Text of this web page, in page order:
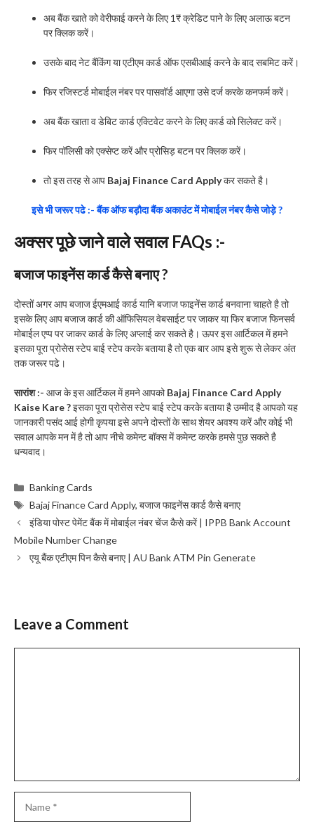
अब बैंक खाते को वेरीफाई करने के लिए 1₹ क्रेडिट पाने के लिए अलाऊ बटन
पर क्लिक करें।
उसके बाद नेट बैंकिंग या एटीएम कार्ड ऑफ एसबीआई करने के बाद सबमिट करें।
फिर रजिस्टर्ड मोबाईल नंबर पर पासवॉर्ड आएगा उसे दर्ज करके कनफर्म करें।
अब बैंक खाता व डेबिट कार्ड एक्टिवेट करने के लिए कार्ड को सिलेक्ट करें।
फिर पॉलिसी को एक्सेप्ट करें और प्रोसिड़ बटन पर क्लिक करें।
तो इस तरह से आप Bajaj Finance Card Applyकर सकते है।
इसे भी जरूर पढे :- बैंक ऑफ बड़ौदा बैंक अकाउंट में मोबाईल नंबर कैसे जोड़े ?
अक्सर पूछे जाने वाले सवाल FAQs :-
बजाज फाइनेंस कार्ड कैसे बनाए ?
दोस्तों अगर आप बजाज ईएमआई कार्ड यानि बजाज फाइनेंस कार्ड बनवाना चाहते है तो
इसके लिए आप बजाज कार्ड की ऑफिसियल वेबसाईट पर जाकर या फिर बजाज फिनसर्व
मोबाईल एप्प पर जाकर कार्ड के लिए अप्लाई कर सकते है। ऊपर इस आर्टिकल में हमने
इसका पूरा प्रोसेस स्टेप बाई स्टेप करके बताया है तो एक बार आप इसे शुरू से लेकर अंत
तक जरूर पढे।
सारांश :- आज के इस आर्टिकल में हमने आपकोBajaj Finance Card Apply
Kaise Kare ?इसका पूरा प्रोसेस स्टेप बाई स्टेप करके बताया है उम्मीद है आपको यह
जानकारी पसंद आई होगी कृपया इसे अपने दोस्तों के साथ शेयर अवश्य करें और कोई भी
सवाल आपके मन में है तो आप नीचे कमेन्ट बॉक्स में कमेन्ट करके हमसे पुछ सकते है
धन्यवाद।
Categories
Banking Cards
Tags
Bajaj Finance Card Apply,बजाज फाइनेंस कार्ड कैसे बनाए
इंडिया पोस्ट पेमेंट बैंक में मोबाईल नंबर चेंज कैसे करें | IPPB Bank Account
Mobile Number Change
एयू बैंक एटीएम पिन कैसे बनाए | AU Bank ATM Pin Generate
Leave a Comment